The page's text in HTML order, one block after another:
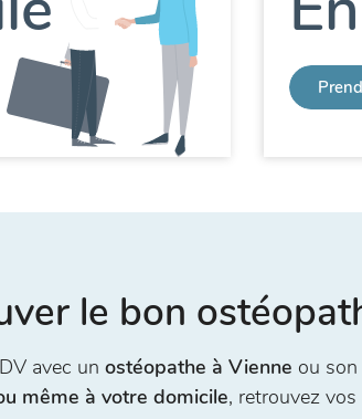
le bon
avec un ostéopathe à Vienne ou
même à votre domicile, retrouvez